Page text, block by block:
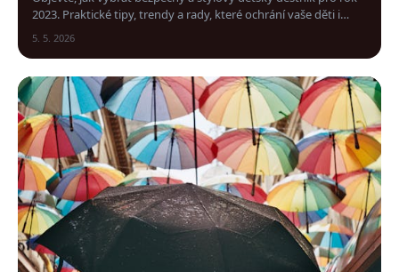
2023. Praktické tipy, trendy a rady, které ochrání vaše děti i
zpříjemní deštivé dny.
5. 5. 2026